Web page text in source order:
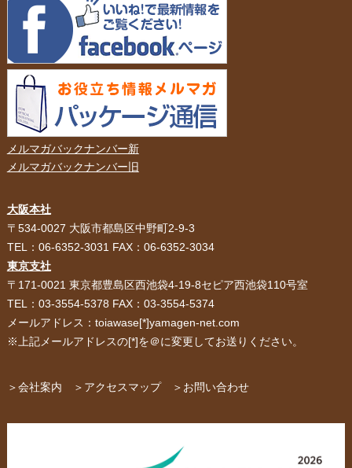
サービス紹介 お客様の声
紙袋・手提げ袋
パッケージ
メルマガバックナンバー新
メルマガバックナンバー旧
大阪本社
〒534-0027 大阪市都島区中野町2-9-3
TEL：06-6352-3031 FAX：06-6352-3034
東京支社
〒171-0021 東京都豊島区西池袋4-19-8セピア西池袋110号室
TEL：03-3554-5378 FAX：03-3554-5374
メールアドレス：toiawase[*]yamagen-net.com
※上記メールアドレスの[*]を＠に変更してお送りください。
＞会社案内 ＞アクセスマップ ＞お問い合わせ